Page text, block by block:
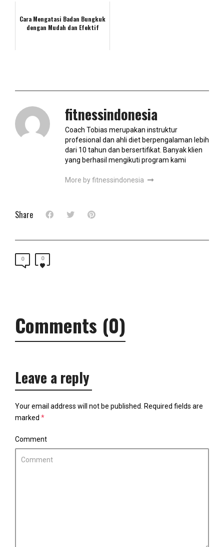
Cara Mengatasi Badan Bungkuk
dengan Mudah dan Efektif
fitnessindonesia
Coach Tobias merupakan instruktur
profesional dan ahli diet berpengalaman lebih
dari 10 tahun dan bersertifikat. Banyak klien
yang berhasil mengikuti program kami
More by fitnessindonesia
Share
0 0
Comments (0)
Leave a reply
Your email address will not be published.
Required fields are
marked *
Comment